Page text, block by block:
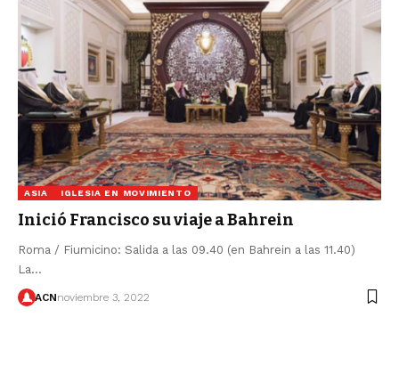
ASIA IGLESIA EN MOVIMIENTO
Inició Francisco su viaje a Bahrein
Roma / Fiumicino: Salida a las 09.40 (en Bahrein a las 11.40)
La…
ACNnoviembre 3, 2022